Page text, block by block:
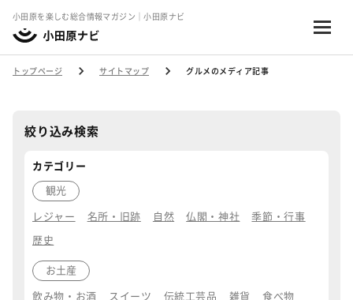
小田原を楽しむ総合情報マガジン｜小田原ナビ
トップページ サイトマップ グルメのメディア記事
絞り込み検索
カテゴリー
観光
レジャー 名所・旧跡 自然 仏閣・神社 季節・行事
歴史
お土産
飲み物・お酒 スイーツ 伝統工芸品 雑貨 食べ物